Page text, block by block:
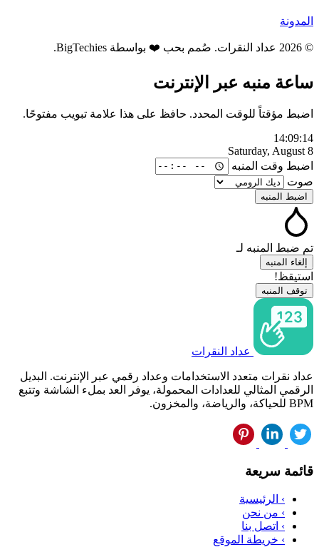
المدونة
© 2026 عداد النقرات. صُمم بحب ❤️ بواسطة BigTechies
.
ساعة منبه عبر الإنترنت
اضبط مؤقتاً للوقت المحدد. حافظ على هذا علامة تبويب مفتوحًا.
14:09:14
Saturday, August 8
اضبط وقت المنبه
صوت
اضبط المنبه
تم ضبط المنبه لـ
إلغاء المنبه
استيقظ!
توقف المنبه
عداد النقرات
عداد نقرات متعدد الاستخدامات وعداد رقمي عبر الإنترنت. البديل
الرقمي المثالي للعدادات المحمولة، يوفر العد بملء الشاشة وتتبع
BPM للحياكة، والرياضة، والمخزون.
قائمة سريعة
› الرئيسية
› من نحن
› اتصل بنا
› خريطة الموقع